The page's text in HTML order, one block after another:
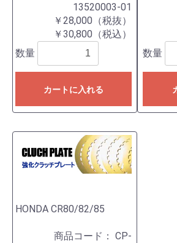
13520003-01
￥28,000（税抜）
￥30,800（税込）
数量
カートに入れる
数量
HONDA CR80/82/85
商品コード： CP-